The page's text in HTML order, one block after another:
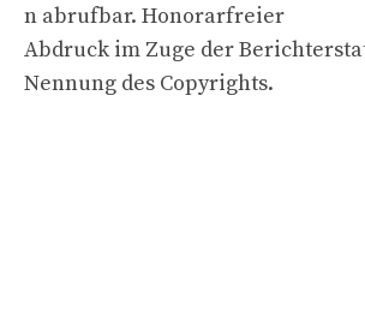
n abrufbar. Honorarfreier
Abdruck im Zuge der
Nennung des Copyrights.